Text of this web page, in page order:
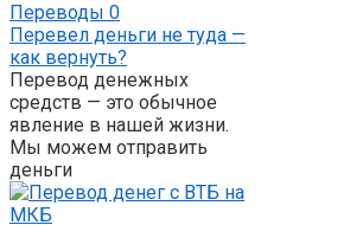
Переводы 0
Перевел деньги не туда —
как вернуть?
Перевод денежных
средств — это обычное
явление в нашей жизни.
Мы можем отправить
деньги